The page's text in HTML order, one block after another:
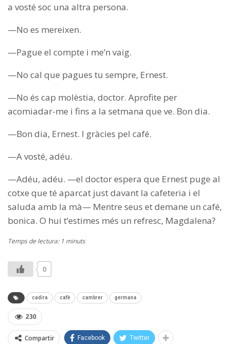
a vosté soc una altra persona.
—No es mereixen.
—Pague el compte i me’n vaig.
—No cal que pagues tu sempre, Ernest.
—No és cap molèstia, doctor. Aprofite per
acomiadar-me i fins a la setmana que ve. Bon dia.
—Bon dia, Ernest. I gràcies pel café.
—A vosté, adéu.
—Adéu, adéu. —el doctor espera que Ernest puge al
cotxe que té aparcat just davant la cafeteria i el
saluda amb la mà— Mentre seus et demane un café,
bonica. O hui t’estimes més un refresc, Magdalena?
Temps de lectura: 1 minuts
0
cadira cafè cambrer germana
230
Compartir Facebook Twitter